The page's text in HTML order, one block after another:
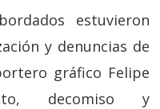
estuvieron
y denuncias de
gráfico Felipe
decomiso y